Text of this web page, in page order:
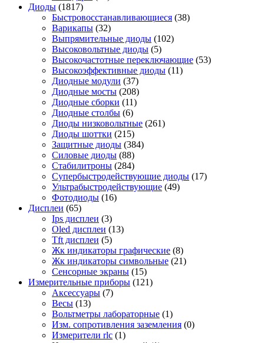
Диоды (1817)
Быстровосстанавливающиеся (38)
Варикапы (32)
Выпрямительные диоды (102)
Высоковольтные диоды (5)
Высокочастотные переключающие (53)
Высокоэффективные диоды (11)
Диодные модули (37)
Диодные мосты (208)
Диодные сборки (11)
Диодные столбы (6)
Диоды низковольтные (261)
Диоды шоттки (215)
Защитные диоды (384)
Силовые диоды (88)
Стабилитроны (284)
Супербыстродействующие диоды (17)
Ультрабыстродействующие (49)
Фотодиоды (16)
Дисплеи (65)
Ips дисплеи (3)
Oled дисплеи (13)
Tft дисплеи (5)
Жк индикаторы графические (8)
Жк индикаторы символьные (21)
Сенсорные экраны (15)
Измерительные приборы (121)
Аксессуары (7)
Весы (13)
Вольтметры лабораторные (1)
Изм. сопротивления заземления (0)
Измерители rlc (1)